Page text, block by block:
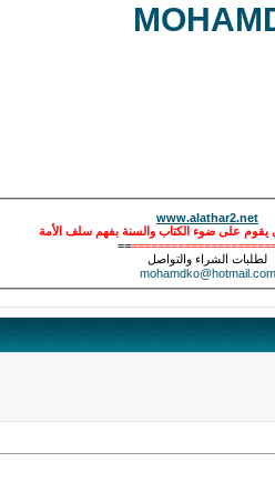
www.alathar2.net
على ضوء الكتاب والسنة بفهم سلف الأمة
==
لطلبات الشراء والتواصل
mohamdko@hotmail.com